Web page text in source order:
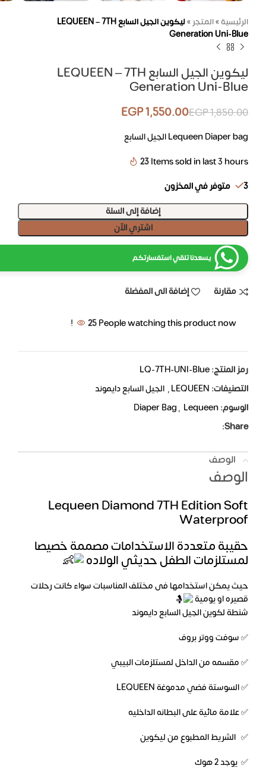
الرئيسية»المتجر »
ليكوين الجيل السابع LEQUEEN – 7TH
Generation Uni-Blue
ليكوين الجيل السابع LEQUEEN – 7TH
Generation Uni-Blue
1,850.00
EGP
1,550.00
EGP
Lequeen Diaper bag الجيل السابع
23Items sold in last 3 hours
3 متوفر في المخزون
إضافة إلى السلة
اشتري الآن
يسعدنا تلقي استفسارتكم
مقارنة إضافة الى المفضلة
25People watching this product now!
رمز المنتج:LQ-7TH-UNI-Blue
التصنيفات: LEQUEEN
, الجيل السابع دايموند
الوسوم:
Diaper Bag, Lequeen
Share:
الوصف
الوصف
Lequeen Diamond 7TH Edition Soft
Waterproof
حقيبة متعددة الاستخدامات مصممة خصيصا
لمستلزمات الطفل حديثي الولاده
حيث يمكن استخدامها فى مختلف المناسبات سواء كانت رحلات
قصيره او يومية
شنطة لكوين الجيل السابع دايموند
✅ سوفت ووتر بروف
✅ مقسمه من الداخل لمستلزمات البيبي
✅ السوستة فضي مدموغة LEQUEEN
✅ علامة مائية على البطانه الداخليه
✅ الشريط المطبوع من ليكوين
✅ يوجد 2 هوك